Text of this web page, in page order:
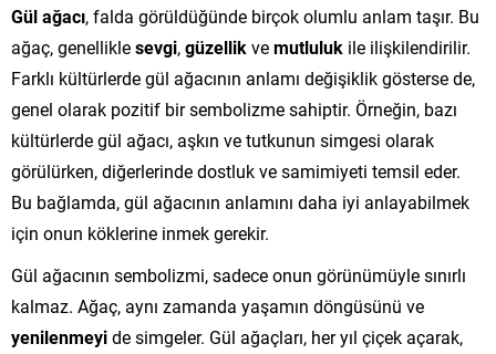
Gül ağacı, falda görüldüğünde birçok olumlu anlam taşır. Bu
ağaç, genelliklesevgi,güzellikvemutluluk ile ilişkilendirilir.
Farklı kültürlerde gül ağacının anlamı değişiklik gösterse de,
genel olarak pozitif bir sembolizme sahiptir. Örneğin, bazı
kültürlerde gül ağacı, aşkın ve tutkunun simgesi olarak
görülürken, diğerlerinde dostluk ve samimiyeti temsil eder.
Bu bağlamda, gül ağacının anlamını daha iyi anlayabilmek
için onun köklerine inmek gerekir.
Gül ağacının sembolizmi, sadece onun görünümüyle sınırlı
kalmaz. Ağaç, aynı zamanda yaşamın döngüsünü ve
yenilenmeyide simgeler. Gül ağaçları, her yıl çiçek açarak,